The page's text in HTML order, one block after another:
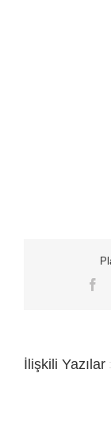
İlişkili Yazılar